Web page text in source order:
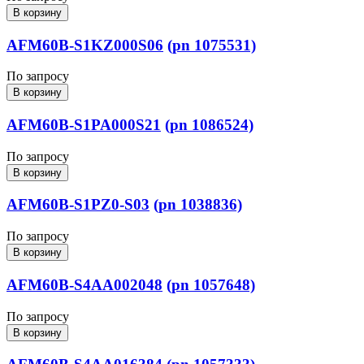
В корзину
AFM60B-S1KZ000S06 (pn 1075531)
По запросу
В корзину
AFM60B-S1PA000S21 (pn 1086524)
По запросу
В корзину
AFM60B-S1PZ0-S03 (pn 1038836)
По запросу
В корзину
AFM60B-S4AA002048 (pn 1057648)
По запросу
В корзину